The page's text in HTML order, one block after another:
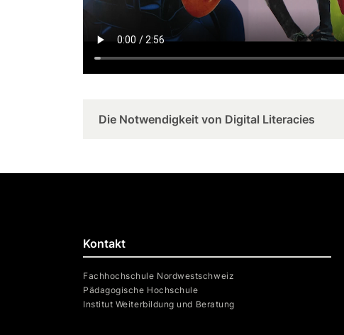
Die Notwendigkeit von Digital Literacies
Kontakt
Fachhochschule Nordwestschweiz
Pädagogische Hochschule
Institut Weiterbildung und Beratung